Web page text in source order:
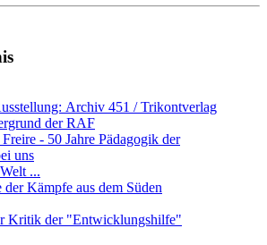
Archiv 451 / Trikontverlag
der RAF
- 50 Jahre Pädagogik der
uns
...
Kämpfe aus dem Süden
Kritik der "Entwicklungshilfe"